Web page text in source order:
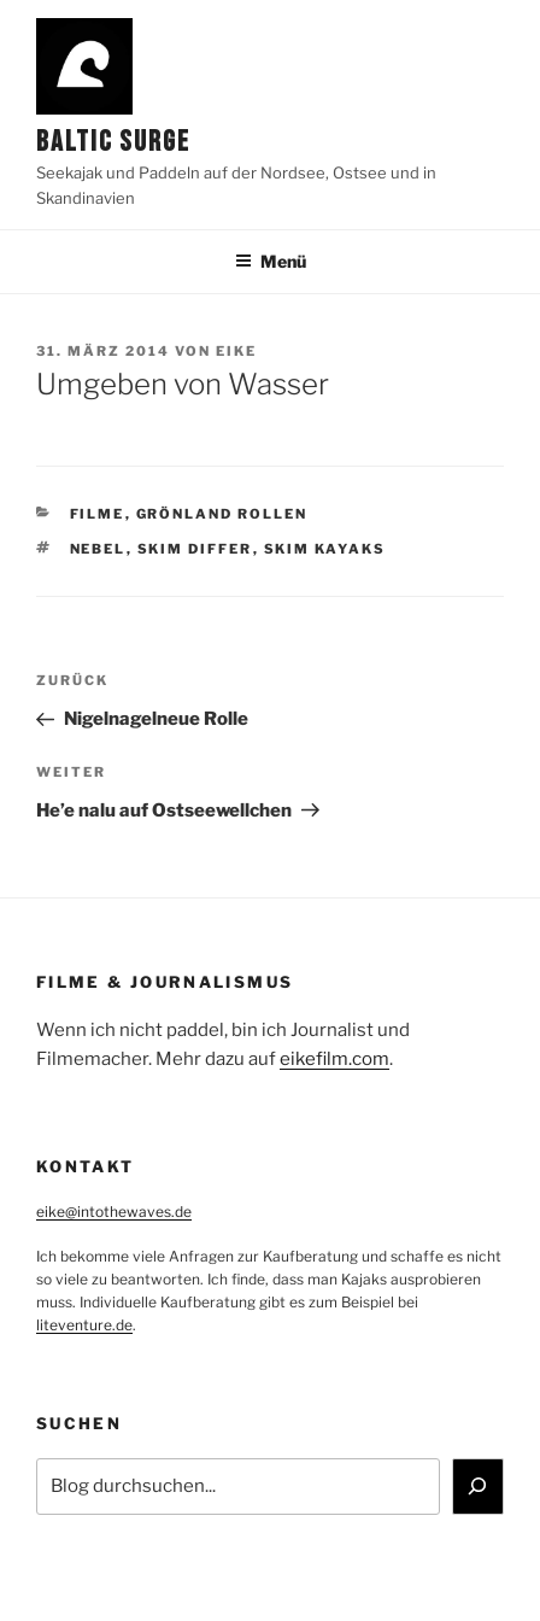
Zum
springen
BALTIC SURGE
Seekajak und Paddeln auf der Nordsee, Ostsee und in
Skandinavien
Menü
VERÖFFENTLICHT
AM
31. MÄRZ 2014 VON EIKE
Umgeben von Wasser
KATEGORIEN
FILME , GRÖNLAND ROLLEN
SCHLAGWÖRTER
NEBEL , SKIM DIFFER , SKIM KAYAKS
Beitragsnavigation
Vorheriger
Beitrag
ZURÜCK
Nigelnagelneue Rolle
Nächster
Beitrag
WEITER
He’e nalu auf Ostseewellchen
FILME & JOURNALISMUS
Wenn ich nicht paddel, bin ich Journalist und
Filmemacher. Mehr dazu aufeikefilm.com.
KONTAKT
eike@intothewaves.de
Ich bekomme viele Anfragen zur Kaufberatung und schaffe es nicht
so viele zu beantworten. Ich finde, dass man Kajaks ausprobieren
muss. Individuelle Kaufberatung gibt es zum Beispiel bei
liteventure.de.
SUCHEN